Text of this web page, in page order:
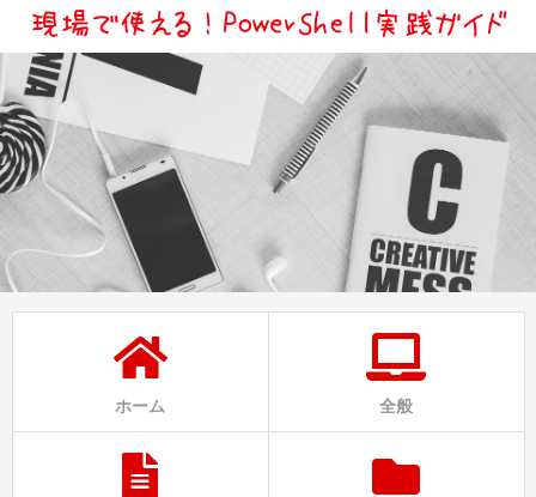
ホーム 全般